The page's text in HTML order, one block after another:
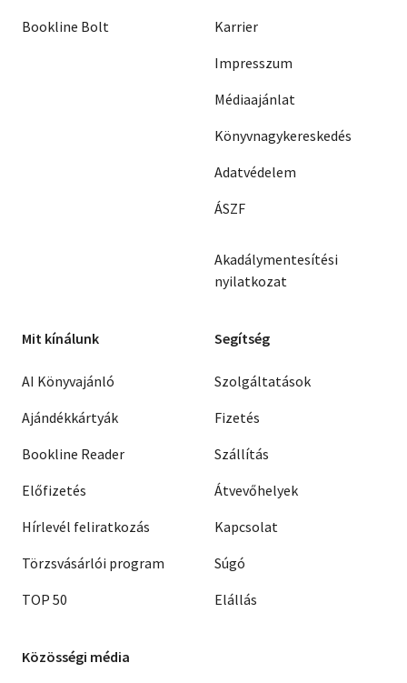
Bookline Bolt
Karrier
Impresszum
Médiaajánlat
Könyvnagykereskedés
Adatvédelem
ÁSZF
Akadálymentesítési
nyilatkozat
Mit kínálunk
AI Könyvajánló
Ajándékkártyák
Bookline Reader
Előfizetés
Hírlevél feliratkozás
Törzsvásárlói program
TOP 50
Segítség
Szolgáltatások
Fizetés
Szállítás
Átvevőhelyek
Kapcsolat
Súgó
Elállás
Közösségi média